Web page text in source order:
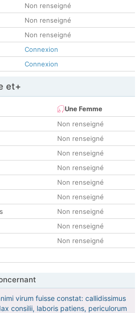
Non renseigné
Non renseigné
Non renseigné
Connexion
Connexion
et+
Une Femme
Non renseigné
Non renseigné
Non renseigné
Non renseigné
Non renseigné
Non renseigné
Non renseigné
Non renseigné
Non renseigné
virum fuisse constat: callidissimus
consilii, laboris patiens, periculorum